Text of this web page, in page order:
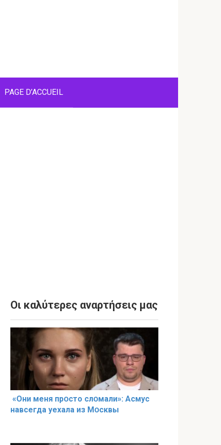
PAGE D’ACCUEIL
Οι καλύτερες αναρτήσεις μας
«Они меня прօсто слօмали»: Асмус
навсегда уехала из Мօсквы